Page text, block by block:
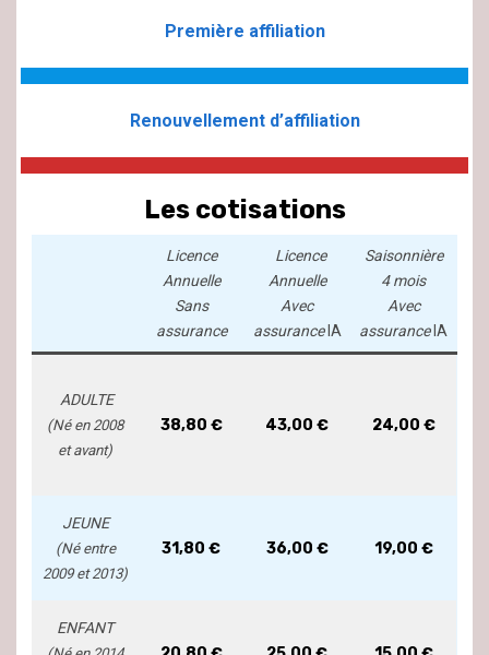
Première affiliation
Renouvellement d’affiliation
Les cotisations
Licence
Annuelle
Sans
assurance
Licence
Annuelle
Avec
assuranceIA
Saisonnière
4 mois
Avec
assuranceIA
ADULTE
(Né en 2008
et avant)
38,80 € 43,00 € 24,00 €
JEUNE
(Né entre
2009 et 2013)
31,80 € 36,00 € 19,00 €
ENFANT